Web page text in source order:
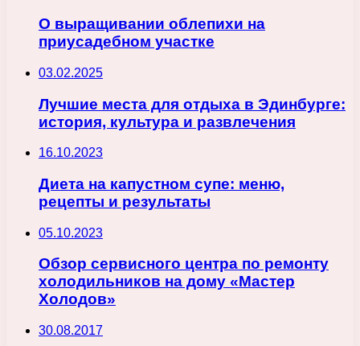
О выращивании облепихи на
приусадебном участке
03.02.2025
Лучшие места для отдыха в Эдинбурге:
история, культура и развлечения
16.10.2023
Диета на капустном супе: меню,
рецепты и результаты
05.10.2023
Обзор сервисного центра по ремонту
холодильников на дому «Мастер
Холодов»
30.08.2017